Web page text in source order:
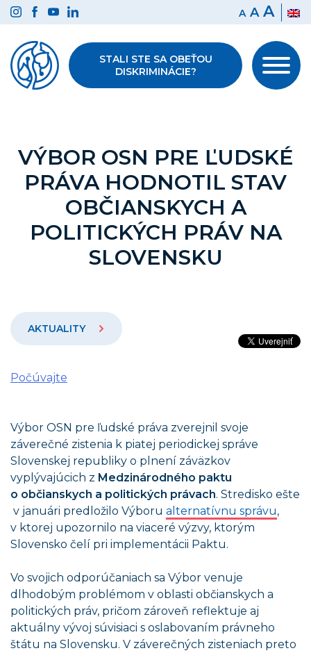
Preskočiť
na
obsah
A A A
STALI STE SA OBEŤOU
DISKRIMINÁCIE?
VÝBOR OSN PRE ĽUDSKÉ
PRÁVA HODNOTIL STAV
OBČIANSKYCH A
POLITICKÝCH PRÁV NA
SLOVENSKU
AKTUALITY
Počúvajte
Výbor OSN pre ľudské práva zverejnil svoje
záverečné zistenia k piatej periodickej správe
Slovenskej republiky o plnení záväzkov
vyplývajúcich z Medzinárodného paktu
o občianskych a politických právach. Stredisko ešte
v januári predložilo Výboru alternatívnu správu,
v ktorej upozornilo na viaceré výzvy, ktorým
Slovensko čelí pri implementácii Paktu.
Vo svojich odporúčaniach sa Výbor venuje
dlhodobým problémom v oblasti občianskych a
politických práv, pričom zároveň reflektuje aj
aktuálny vývoj súvisiaci s oslabovaním právneho
štátu na Slovensku. V záverečných zisteniach preto